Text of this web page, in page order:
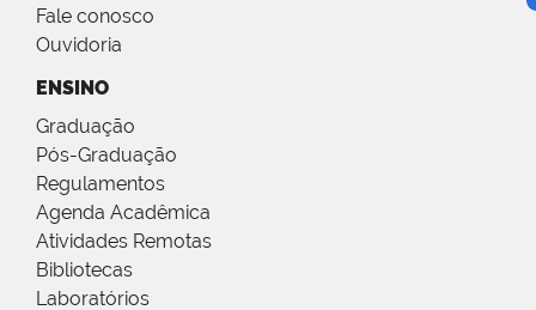
Fale conosco
Ouvidoria
ENSINO
Graduação
Pós-Graduação
Regulamentos
Agenda Acadêmica
Atividades Remotas
Bibliotecas
Laboratórios